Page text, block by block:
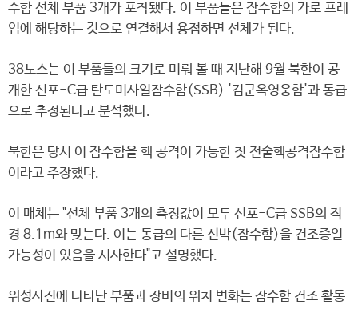
수함 선체 부품 3개가 포착됐다. 이 부품들은 잠수함의 가로 프레
임에 해당하는 것으로 연결해서 용접하면 선체가 된다.
38노스는 이 부품들의 크기로 미뤄 볼 때 지난해 9월 북한이 공
개한 신포-C급 탄도미사일잠수함(SSB) '김군옥영웅함'과 동급
으로 추정된다고 분석했다.
북한은 당시 이 잠수함을 핵 공격이 가능한 첫 전술핵공격잠수함
이라고 주장했다.
이 매체는 "선체 부품 3개의 측정값이 모두 신포-C급 SSB의 직
경 8.1ｍ와 맞는다. 이는 동급의 다른 선박(잠수함)을 건조증일
가능성이 있음을 시사한다"고 설명했다.
위성사진에 나타난 부품과 장비의 위치 변화는 잠수함 건조 활동